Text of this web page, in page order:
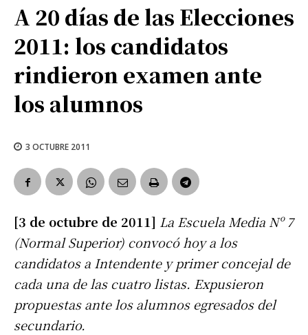
A 20 días de las Elecciones
2011: los candidatos
rindieron examen ante
los alumnos
3 OCTUBRE 2011
[3 de octubre de 2011] La Escuela Media Nº 7
(Normal Superior) convocó hoy a los
candidatos a Intendente y primer concejal de
cada una de las cuatro listas. Expusieron
propuestas ante los alumnos egresados del
secundario.